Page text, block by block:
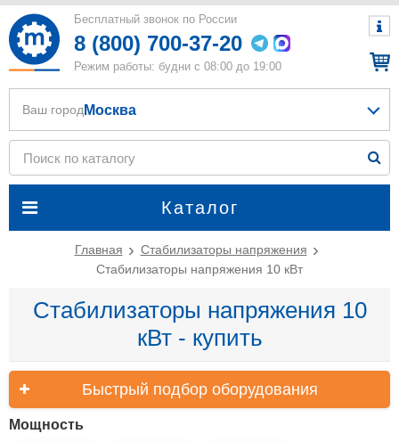
Бесплатный звонок по России
8 (800) 700-37-20
Режим работы: будни с 08:00 до 19:00
Каталог
Ваш город Москва
Главная
Стабилизаторы напряжения
Стабилизаторы напряжения 10 кВт
Стабилизаторы напряжения 10
кВт - купить
Быстрый подбор оборудования
Мощность